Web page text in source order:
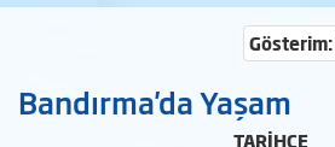
Gösterim:
Bandırma'da Yaşam
TARİHÇE